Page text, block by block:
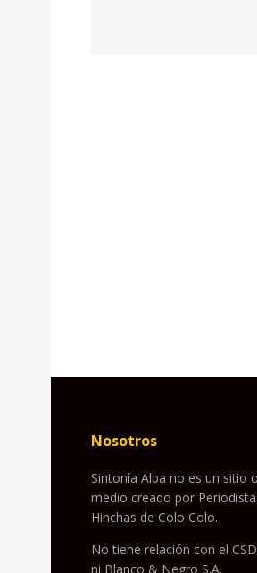
Nosotros
Sintonía Alba no es un sitio
medio creado por
Hinchas de Colo Colo.
No tiene relación con el
ni Blanco & Negro S.A.